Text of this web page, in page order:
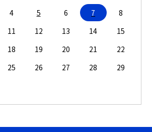
4 5 6 7
8
11 12 13 14
15
18 19 20 21
22
25 26 27 28
29